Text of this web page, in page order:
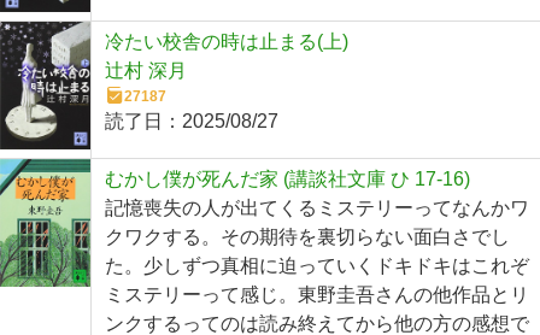
冷たい校舎の時は止まる(上)
辻村 深月
27187
読了日： 2025/08/27
むかし僕が死んだ家 (講談社文庫 ひ 17-16)
記憶喪失の人が出てくるミステリーってなんかワ
クワクする。その期待を裏切らない面白さでし
た。少しずつ真相に迫っていくドキドキはこれぞ
ミステリーって感じ。東野圭吾さんの他作品とリ
ンクするってのは読み終えてから他の方の感想で